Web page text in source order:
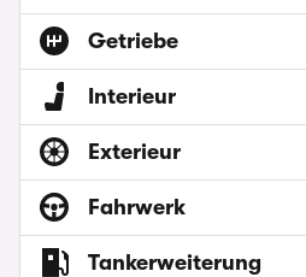
Getriebe
Interieur
Exterieur
Fahrwerk
Tankerweiterung